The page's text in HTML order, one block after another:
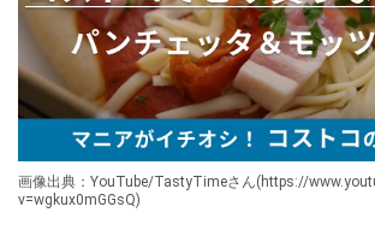
画像出典：YouTube/TastyTimeさん(https://
v=wgkux0mGGsQ)